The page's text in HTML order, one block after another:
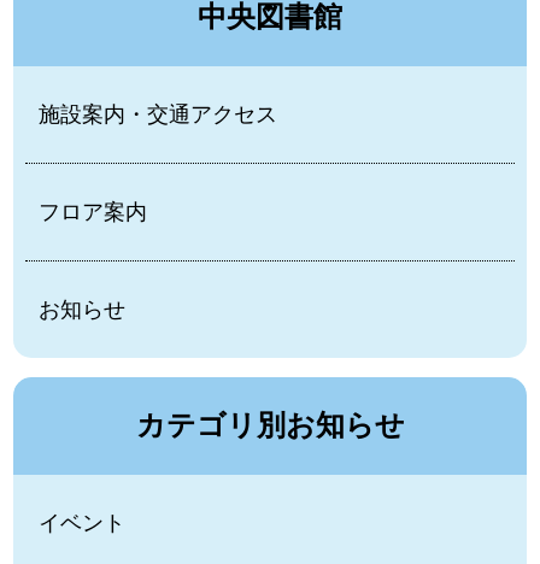
中央図書館
施設案内・交通アクセス
フロア案内
お知らせ
カテゴリ別お知らせ
イベント